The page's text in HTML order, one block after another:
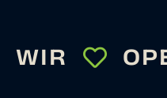
WIR